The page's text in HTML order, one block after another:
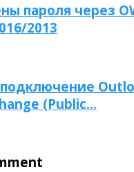
пароля через
2013
подключение
(Public...